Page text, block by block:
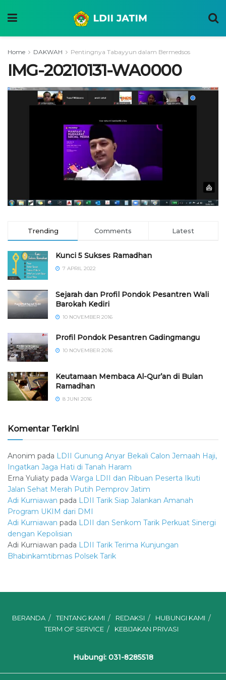
Home DAKWAH Pentingnya Tabayyun dalam Bermedsos
IMG-20210131-WA0000
Trending Comments Latest
Kunci 5 Sukses Ramadhan
7 APRIL 2022
Sejarah dan Profil Pondok Pesantren Wali
Barokah Kediri
10 NOVEMBER 2016
⁠⁠⁠Profil Pondok Pesantren Gadingmangu
10 NOVEMBER 2016
Keutamaan Membaca Al-Qur’an di Bulan
Ramadhan
8 JUNI 2016
Komentar Terkini
Anonim pada LDII Gunung Anyar Bekali Calon Jemaah Haji,
Ingatkan Jaga Hati di Tanah Haram
Erna Yuliaty pada Warga LDII dan Ribuan Peserta Ikuti
Jalan Sehat Merah Putih Pemprov Jatim
Adi Kurniawan pada LDII Tarik Siap Jalankan Amanah
Program UKIM dari DMI
Adi Kurniawan pada LDII dan Senkom Tarik Perkuat Sinergi
dengan Kepolisian
Adi Kurniawan pada LDII Tarik Terima Kunjungan
Bhabinkamtibmas Polsek Tarik
BERANDA TENTANG KAMI REDAKSI
HUBUNGI KAMI
TERM OF SERVICE
KEBIJAKAN PRIVASI
Hubungi: 031-8285518